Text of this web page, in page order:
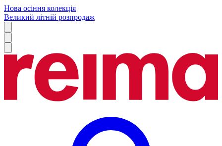
Нова осіння колекція
Великий літній розпродаж